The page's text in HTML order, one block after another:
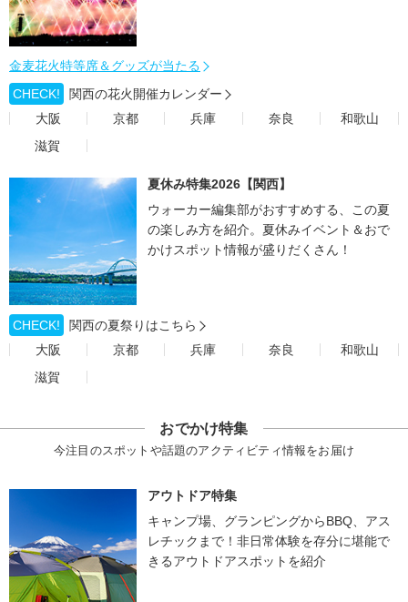
金麦花火特等席＆グッズが当たる
CHECK!
関西の花火開催カレンダー
大阪
京都 兵庫 奈良
和歌山
滋賀
夏休み特集2026【関西】
ウォーカー編集部がおすすめする、この夏
の楽しみ方を紹介。夏休みイベント＆おで
かけスポット情報が盛りだくさん！
CHECK!
関西の夏祭りはこちら
大阪
京都 兵庫 奈良
和歌山
滋賀
おでかけ特集
今注目のスポットや話題のアクティビティ情報をお届け
アウトドア特集
キャンプ場、グランピングからBBQ、アス
レチックまで！非日常体験を存分に堪能で
きるアウトドアスポットを紹介